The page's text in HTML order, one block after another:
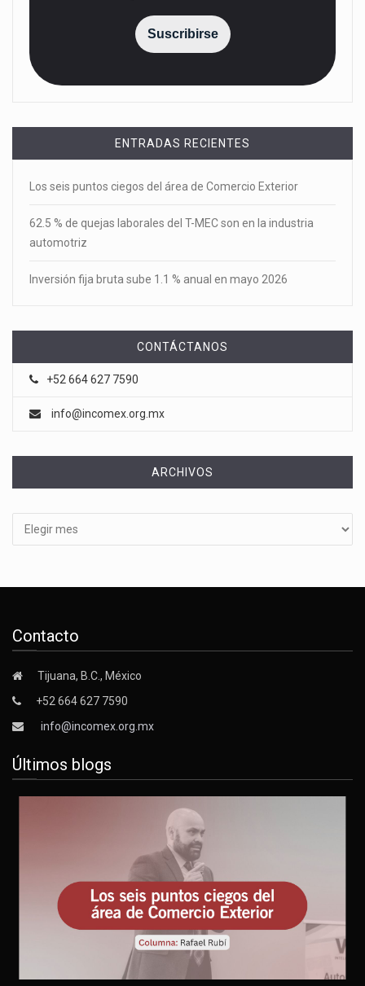
Suscribirse
ENTRADAS RECIENTES
Los seis puntos ciegos del área de Comercio Exterior
62.5 % de quejas laborales del T-MEC son en la industria
automotriz
Inversión fija bruta sube 1.1 % anual en mayo 2026
CONTÁCTANOS
+52 664 627 7590
info@incomex.org.mx
ARCHIVOS
Contacto
Tijuana, B.C., México
+52 664 627 7590
info@incomex.org.mx
Últimos blogs